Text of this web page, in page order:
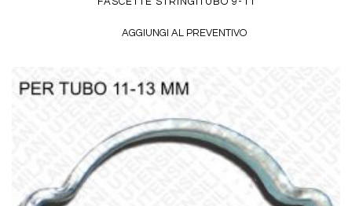
AGGIUNGI AL PREVENTIVO